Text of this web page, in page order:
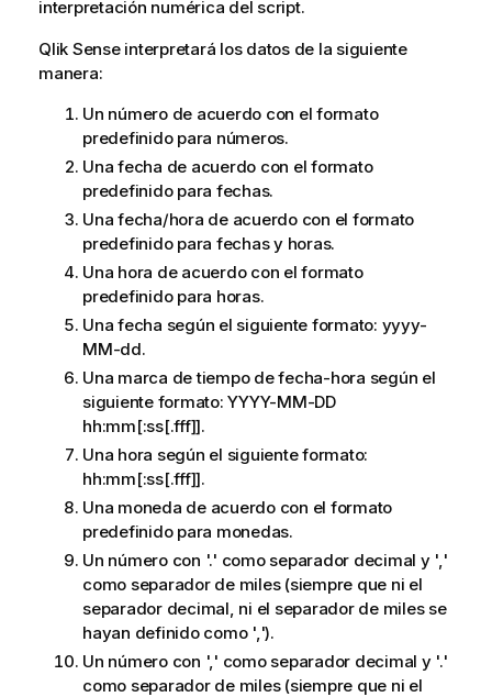
interpretación numérica del script.
Qlik Senseinterpretará los datos de la siguiente
manera:
Un número de acuerdo con el formato
predefinido para números.
Una fecha de acuerdo con el formato
predefinido para fechas.
Una fecha/hora de acuerdo con el formato
predefinido para fechas y horas.
Una hora de acuerdo con el formato
predefinido para horas.
Una fecha según el siguiente formato: yyyy-
MM-dd.
Una marca de tiempo de fecha-hora según el
siguiente formato:YYYY-MM-DD
hh:mm[:ss[.fff]].
Una hora según el siguiente formato:
hh:mm[:ss[.fff]].
Una moneda de acuerdo con el formato
predefinido para monedas.
Un número con '.' como separador decimal y ','
como separador de miles (siempre que ni el
separador decimal, ni el separador de miles se
hayan definido como ',').
Un número con ',' como separador decimal y '.'
como separador de miles (siempre que ni el